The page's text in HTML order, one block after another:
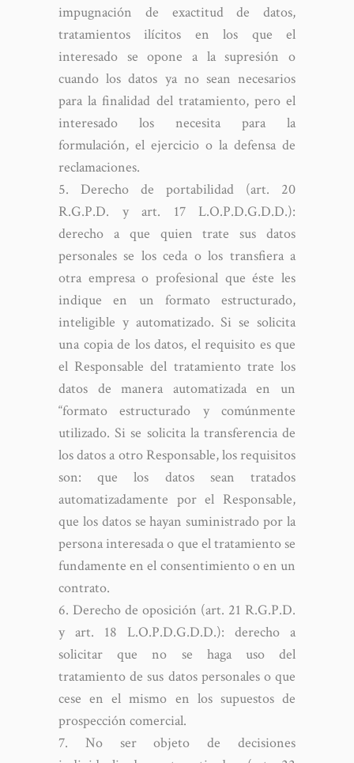
impugnación de exactitud de datos,
tratamientos ilícitos en los que el
interesado se opone a la supresión o
cuando los datos ya no sean necesarios
para la finalidad del tratamiento, pero el
interesado los necesita para la
formulación, el ejercicio o la defensa de
reclamaciones.
Derecho de portabilidad (art. 20
R.G.P.D. y art. 17 L.O.P.D.G.D.D.):
derecho a que quien trate sus datos
personales se los ceda o los transfiera a
otra empresa o profesional que éste les
indique en un formato estructurado,
inteligible y automatizado. Si se solicita
una copia de los datos, el requisito es que
el Responsable del tratamiento trate los
datos de manera automatizada en un
“formato estructurado y comúnmente
utilizado. Si se solicita la transferencia de
los datos a otro Responsable, los requisitos
son: que los datos sean tratados
automatizadamente por el Responsable,
que los datos se hayan suministrado por la
persona interesada o que el tratamiento se
fundamente en el consentimiento o en un
contrato.
Derecho de oposición (art. 21 R.G.P.D.
y art. 18 L.O.P.D.G.D.D.): derecho a
solicitar que no se haga uso del
tratamiento de sus datos personales o que
cese en el mismo en los supuestos de
prospección comercial.
No ser objeto de decisiones